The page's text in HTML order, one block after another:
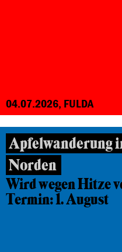
04.07.2026, FULDA
Apfelwanderung
Norden
Wird wegen Hitze
Termin: 1. August